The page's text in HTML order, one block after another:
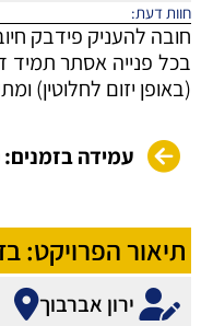
חוות דעת:
חובה להעניק פידבק
בכל פנייה אסתר תמיד
(באופן יזום לחלוטין)
עמידה בזמנים: 10
תיאור הפרויקט:
ירון אברבוך